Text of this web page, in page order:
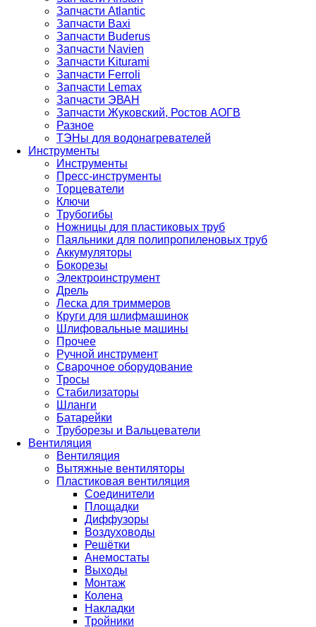
Запчасти Atlantic
Запчасти Baxi
Запчасти Buderus
Запчасти Navien
Запчасти Kiturami
Запчасти Ferroli
Запчасти Lemax
Запчасти ЭВАН
Запчасти Жуковский, Ростов АОГВ
Разное
ТЭНы для водонагревателей
Инструменты
Инструменты
Пресс-инструменты
Торцеватели
Ключи
Трубогибы
Ножницы для пластиковых труб
Паяльники для полипропиленовых труб
Аккумуляторы
Бокорезы
Электроинструмент
Дрель
Леска для триммеров
Круги для шлифмашинок
Шлифовальные машины
Прочее
Ручной инструмент
Сварочное оборудование
Тросы
Стабилизаторы
Шланги
Батарейки
Труборезы и Вальцеватели
Вентиляция
Вентиляция
Вытяжные вентиляторы
Пластиковая вентиляция
Соединители
Площадки
Диффузоры
Воздуховоды
Решётки
Анемостаты
Выходы
Монтаж
Колена
Накладки
Тройники